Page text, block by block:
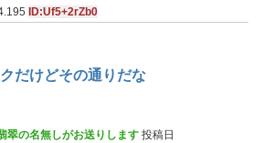
ID:Uf5+2rZb0
だけどその通りだな
翠の名無しがお送りします 投稿日